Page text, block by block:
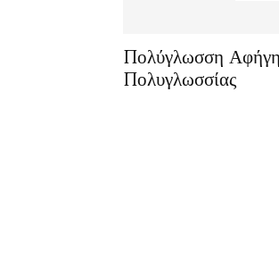
Πολύγλωσση
Πολυγλωσσίας